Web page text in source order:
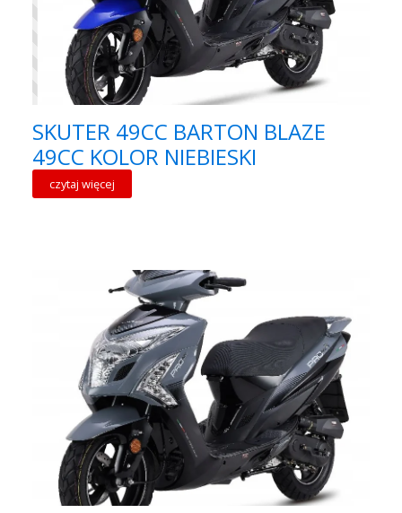
SKUTER 49CC BARTON BLAZE
49CC KOLOR NIEBIESKI
czytaj więcej